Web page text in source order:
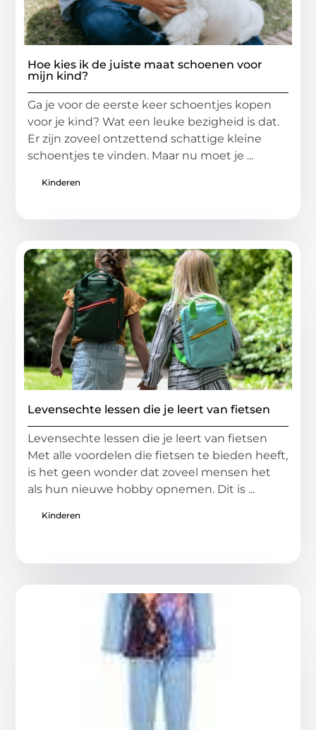
Hoe kies ik de juiste maat schoenen voor
mijn kind?
Ga je voor de eerste keer schoentjes kopen
voor je kind? Wat een leuke bezigheid is dat.
Er zijn zoveel ontzettend schattige kleine
schoentjes te vinden. Maar nu moet je ...
Kinderen
Levensechte lessen die je leert van fietsen
Levensechte lessen die je leert van fietsen
Met alle voordelen die fietsen te bieden heeft,
is het geen wonder dat zoveel mensen het
als hun nieuwe hobby opnemen. Dit is ...
Kinderen